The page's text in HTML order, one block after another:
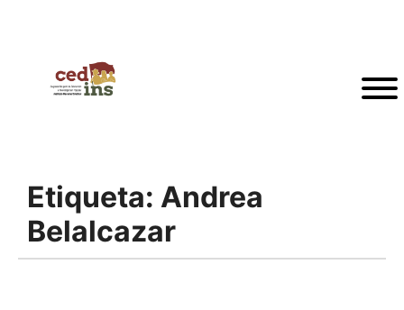
Etiqueta: Andrea
Belalcazar